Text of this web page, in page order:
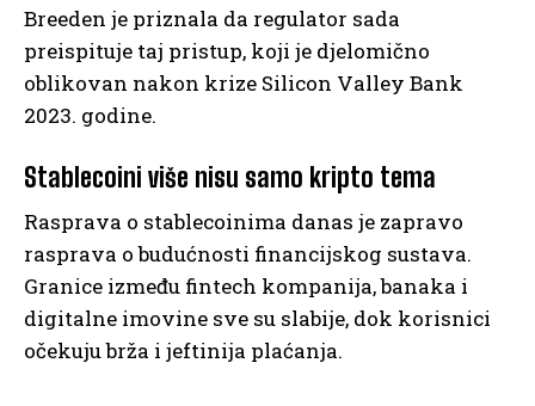
Breeden je priznala da regulator sada
preispituje taj pristup, koji je djelomično
oblikovan nakon krize Silicon Valley Bank
2023. godine.
Stablecoini više nisu samo kripto tema
Rasprava o stablecoinima danas je zapravo
rasprava o budućnosti financijskog sustava.
Granice između fintech kompanija, banaka i
digitalne imovine sve su slabije, dok korisnici
očekuju brža i jeftinija plaćanja.